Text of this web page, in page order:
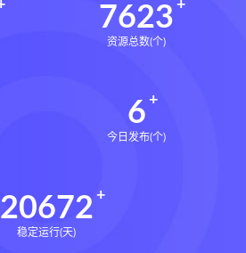
7623
资源总数(个)
6
今日发布(个)
20672
稳定运行(天)